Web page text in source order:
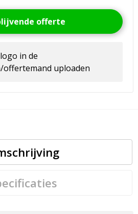
offerte
in de
offertemand uploaden